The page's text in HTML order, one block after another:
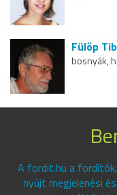
Fülöp
bosnyák,
A fordit.hu a
nyújt megjelenési